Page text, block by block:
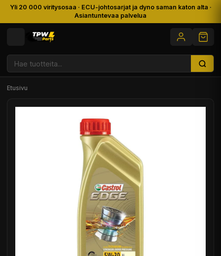
Yli 20 000 viritysosaa · ECU-johtosarjat ja dyno saman katon alta ·
Asiantuntevaa palvelua
Etusivu